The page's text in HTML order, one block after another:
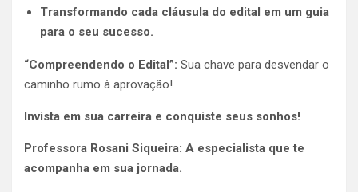
Transformando cada cláusula do edital em um guia
para o seu sucesso.
“Compreendendo o Edital”: Sua chave para desvendar o
caminho rumo à aprovação!
Invista em sua carreira e conquiste seus sonhos!
Professora Rosani Siqueira: A especialista que te
acompanha em sua jornada.